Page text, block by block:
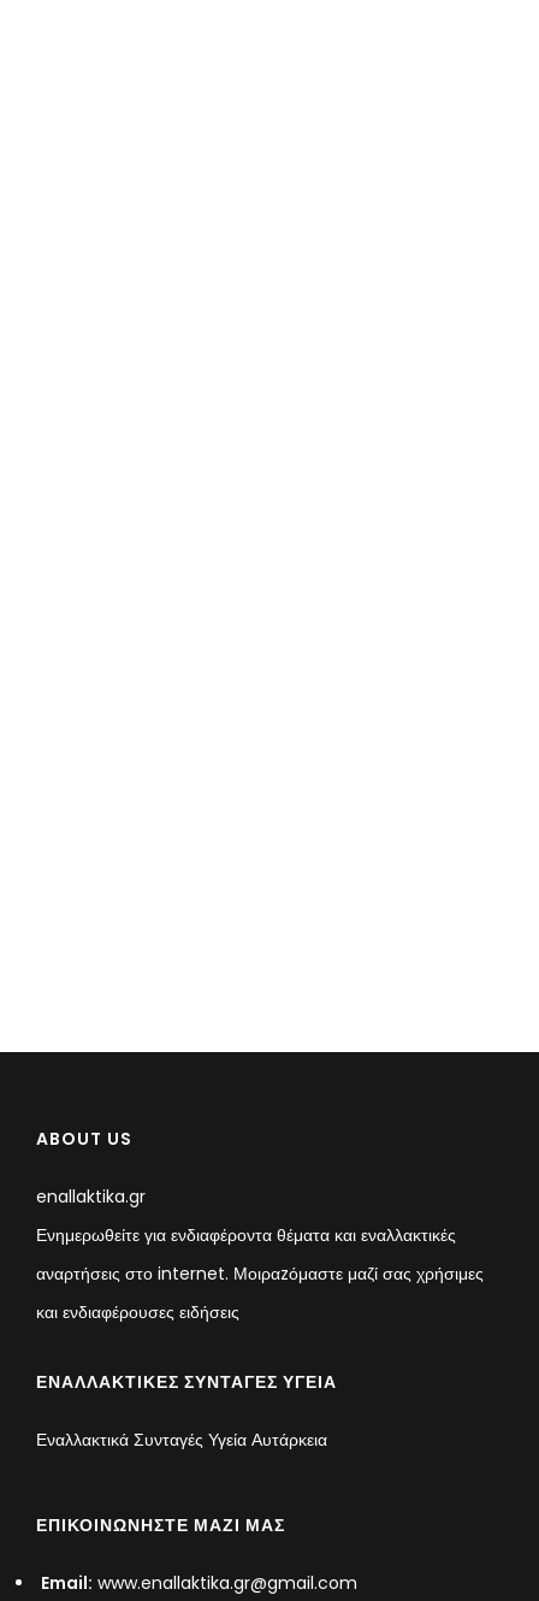
ABOUT US
enallaktika.gr
Ενημερωθείτε για ενδιαφέροντα θέματα και εναλλακτικές
αναρτήσεις στο internet. Μοιραzόμαστε μαζί σας χρήσιμες
και ενδιαφέρουσες ειδήσεις
ΕΝΑΛΛΑΚΤΙΚΈΣ ΣΥΝΤΑΓΈΣ ΥΓΕΊΑ
Εναλλακτικά Συνταγές Υγεία Αυτάρκεια
ΕΠΙΚΟΙΝΩΝΉΣΤΕ ΜΑΖΊ ΜΑΣ
Email: www.enallaktika.gr@gmail.com